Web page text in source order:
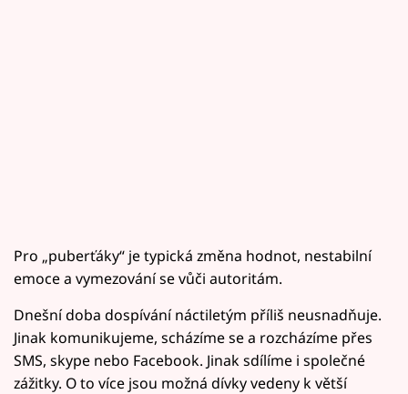
Pro „puberťáky“ je typická změna hodnot, nestabilní
emoce a vymezování se vůči autoritám.
Dnešní doba dospívání náctiletým příliš neusnadňuje.
Jinak komunikujeme, scházíme se a rozcházíme přes
SMS, skype nebo Facebook. Jinak sdílíme i společné
zážitky. O to více jsou možná dívky vedeny k větší